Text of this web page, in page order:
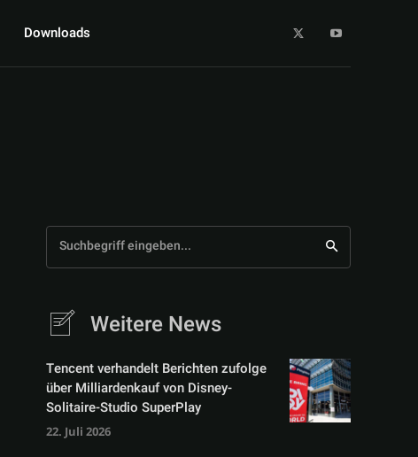
Downloads
Suchbegriff eingeben...
Weitere News
Tencent verhandelt Berichten zufolge
über Milliardenkauf von Disney-
Solitaire-Studio SuperPlay
22. Juli 2026